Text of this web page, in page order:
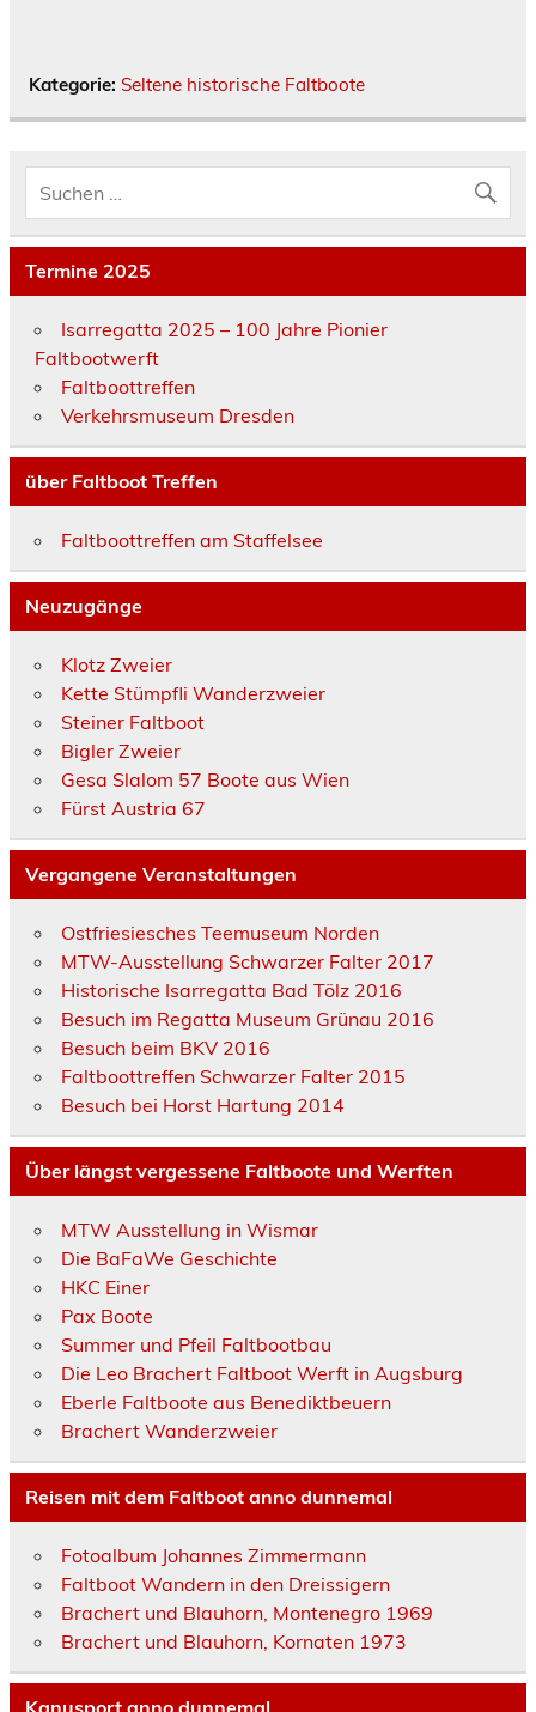
Kategorie: Seltene historische Faltboote
Termine 2025
Isarregatta 2025 – 100 Jahre Pionier
Faltbootwerft
Faltboottreffen
Verkehrsmuseum Dresden
über Faltboot Treffen
Faltboottreffen am Staffelsee
Neuzugänge
Klotz Zweier
Kette Stümpfli Wanderzweier
Steiner Faltboot
Bigler Zweier
Gesa Slalom 57 Boote aus Wien
Fürst Austria 67
Vergangene Veranstaltungen
Ostfriesiesches Teemuseum Norden
MTW-Ausstellung Schwarzer Falter 2017
Historische Isarregatta Bad Tölz 2016
Besuch im Regatta Museum Grünau 2016
Besuch beim BKV 2016
Faltboottreffen Schwarzer Falter 2015
Besuch bei Horst Hartung 2014
Über längst vergessene Faltboote und Werften
MTW Ausstellung in Wismar
Die BaFaWe Geschichte
HKC Einer
Pax Boote
Summer und Pfeil Faltbootbau
Die Leo Brachert Faltboot Werft in Augsburg
Eberle Faltboote aus Benediktbeuern
Brachert Wanderzweier
Reisen mit dem Faltboot anno dunnemal
Fotoalbum Johannes Zimmermann
Faltboot Wandern in den Dreissigern
Brachert und Blauhorn, Montenegro 1969
Brachert und Blauhorn, Kornaten 1973